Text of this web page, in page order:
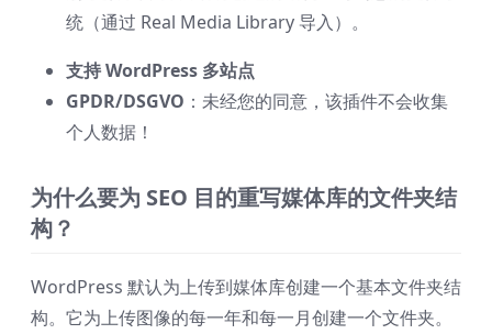
统（通过 Real Media Library 导入）。
支持 WordPress 多站点
GPDR/DSGVO ：未经您的同意，该插件不会收集
个人数据！
为什么要为 SEO 目的重写媒体库的文件夹结
构？
WordPress 默认为上传到媒体库创建一个基本文件夹结
构。它为上传图像的每一年和每一月创建一个文件夹。